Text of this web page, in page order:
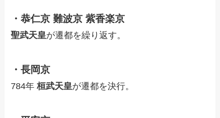
・恭仁京 難波京 紫香楽京
聖武天皇が遷都を繰り返す。
・長岡京
784年桓武天皇が遷都を決行。